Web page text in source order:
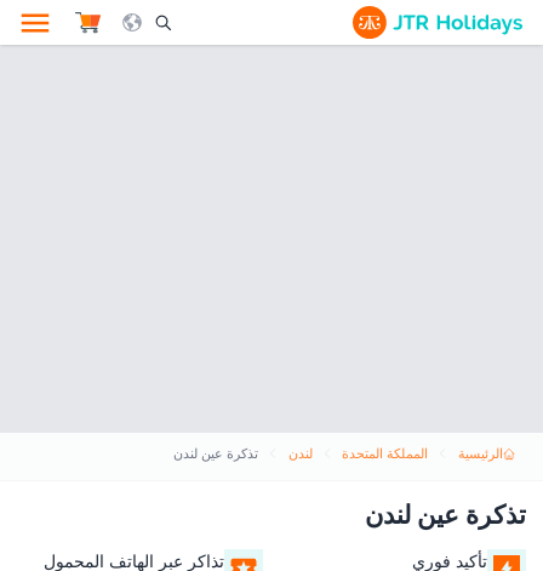
Search Opener Icon
الرئيسية المملكة المتحدة لندن تذكرة عين لندن
تذكرة عين لندن
تأكيد فوري تذاكر عبر الهاتف المحمول